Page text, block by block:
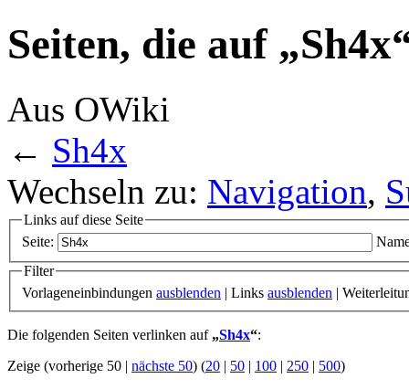
Seiten, die auf
Aus OWiki
← Sh4x
Wechseln zu: Navigation,
Links auf diese Seite
Seite:
Filter
Vorlageneinbindungen ausblenden | Links ausblenden |
Die folgenden Seiten verlinken auf „Sh4x“:
Zeige (vorherige 50 | nächste 50) (20 | 50 | 100 | 250 | 500)